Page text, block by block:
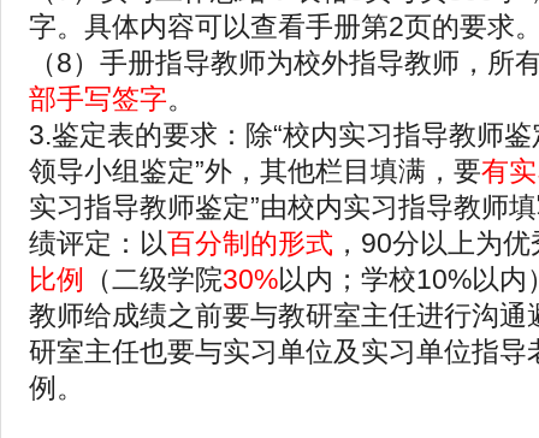
字。具体内容可以查看手册第2页的要求
（8）手册指导教师为校外指导教师，所
部手写签字。
3.鉴定表的要求：除“校内实习指导教师鉴
领导小组鉴定”外，其他栏目填满，要有
实习指导教师鉴定”由校内实习指导教师
绩评定：以百分制的形式 ，90分以上为
比例
（二级学院30%以内；学校10%以
教师给成绩之前要与教研室主任进行沟通
研室主任也要与实习单位及实习单位指导
例。